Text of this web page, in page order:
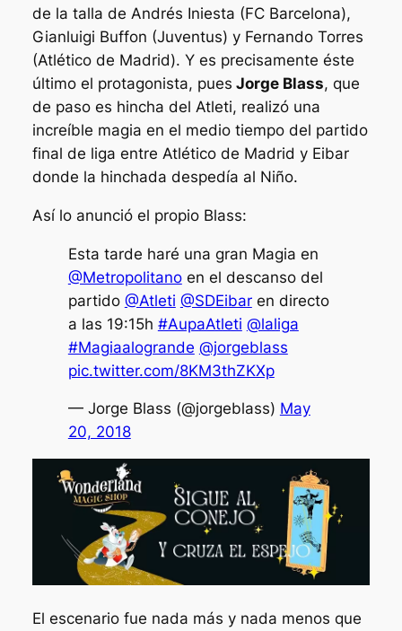
de la talla de Andrés Iniesta (FC Barcelona),
Gianluigi Buffon (Juventus) y Fernando Torres
(Atlético de Madrid). Y es precisamente éste
último el protagonista, pues Jorge Blass, que
de paso es hincha del Atleti, realizó una
increíble magia en el medio tiempo del partido
final de liga entre Atlético de Madrid y Eibar
donde la hinchada despedía al Niño.
Así lo anunció el propio Blass:
Esta tarde haré una gran Magia en
@Metropolitanoen el descanso del
partido @Atleti @SDEibaren directo
a las 19:15h #AupaAtleti @laliga
#Magiaalogrande @jorgeblass
pic.twitter.com/8KM3thZKXp
— Jorge Blass (@jorgeblass) May
20, 2018
El escenario fue nada más y nada menos que